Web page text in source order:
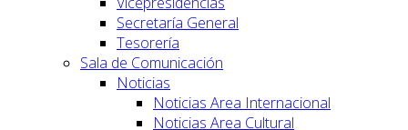
Secretaría General
Tesorería
Sala de Comunicación
Noticias
Noticias Area Internacional
Noticias Area Cultural